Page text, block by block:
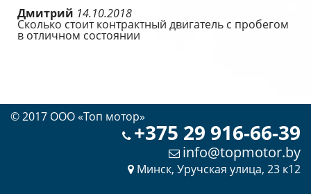
Дмитрий 14.10.2018
Сколько стоит контрактный двигатель с пробегом
в отличном состоянии
© 2017 OOO «Топ мотор»
+375 29 916-66-39
info@topmotor.by
Минск, Уручская улица, 23 к12